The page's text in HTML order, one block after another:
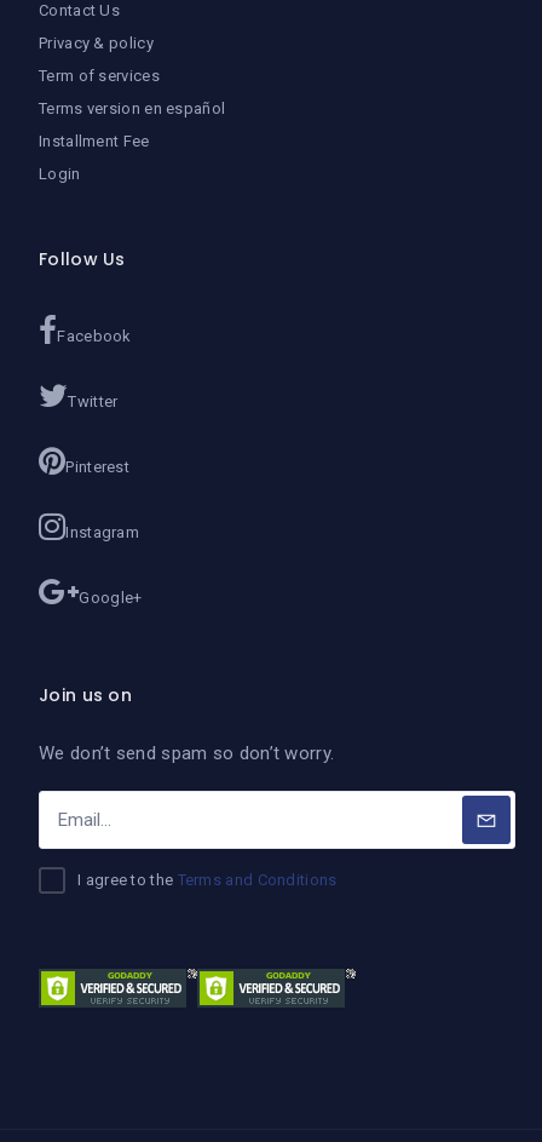
Contact Us
Privacy & policy
Term of services
Terms version en español
Installment Fee
Login
Follow Us
Facebook
Twitter
Pinterest
Instagram
Google+
Join us on
We don’t send spam so don’t worry.
I agree to the Terms and Conditions